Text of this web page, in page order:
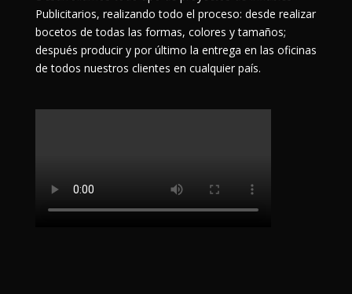
Publicitarios, realizando todo el proceso: desde realizar
bocetos de todas las formas, colores y tamaños;
después producir y por último la entrega en las oficinas
de todos nuestros clientes en cualquier país.